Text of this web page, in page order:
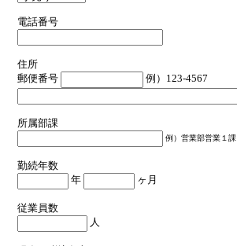
電話番号
住所
郵便番号
例）123-4567
所属部課
例）営業部営業１課
勤続年数
年
ヶ月
従業員数
人